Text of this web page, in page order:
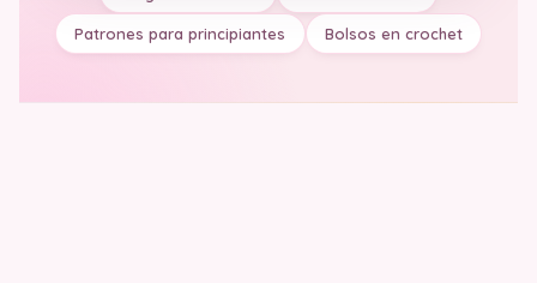
Patrones para principiantes Bolsos en crochet